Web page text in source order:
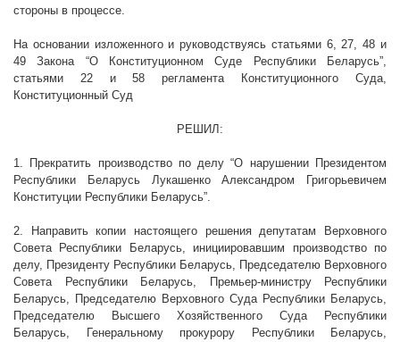
стороны в процессе.
На основании изложенного и руководствуясь статьями 6, 27, 48 и
49 Закона “О Конституционном Суде Республики Беларусь”,
статьями 22 и 58 регламента Конституционного Суда,
Конституционный Суд
РЕШИЛ:
1. Прекратить производство по делу “О нарушении Президентом
Республики Беларусь Лукашенко Александром Григорьевичем
Конституции Республики Беларусь”.
2. Направить копии настоящего решения депутатам Верховного
Совета Республики Беларусь, инициировавшим производство по
делу, Президенту Республики Беларусь, Председателю Верховного
Совета Республики Беларусь, Премьер-министру Республики
Беларусь, Председателю Верховного Суда Республики Беларусь,
Председателю Высшего Хозяйственного Суда Республики
Беларусь, Генеральному прокурору Республики Беларусь,